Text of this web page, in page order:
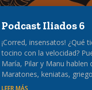
Podcast Iliados 6
¡Corred, insensatos! ¿Qué
tocino con la velocidad?
María, Pilar y Manu hablen
Maratones, keniatas,
LEER MÁS